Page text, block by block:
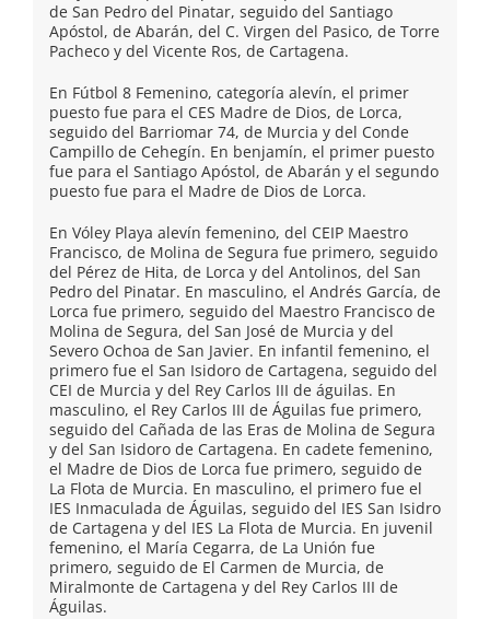
de San Pedro del Pinatar, seguido del Santiago
Apóstol, de Abarán, del C. Virgen del Pasico, de Torre
Pacheco y del Vicente Ros, de Cartagena.
En Fútbol 8 Femenino, categoría alevín, el primer
puesto fue para el CES Madre de Dios, de Lorca,
seguido del Barriomar 74, de Murcia y del Conde
Campillo de Cehegín. En benjamín, el primer puesto
fue para el Santiago Apóstol, de Abarán y el segundo
puesto fue para el Madre de Dios de Lorca.
En Vóley Playa alevín femenino, del CEIP Maestro
Francisco, de Molina de Segura fue primero, seguido
del Pérez de Hita, de Lorca y del Antolinos, del San
Pedro del Pinatar. En masculino, el Andrés García, de
Lorca fue primero, seguido del Maestro Francisco de
Molina de Segura, del San José de Murcia y del
Severo Ochoa de San Javier. En infantil femenino, el
primero fue el San Isidoro de Cartagena, seguido del
CEI de Murcia y del Rey Carlos III de águilas. En
masculino, el Rey Carlos III de Águilas fue primero,
seguido del Cañada de las Eras de Molina de Segura
y del San Isidoro de Cartagena. En cadete femenino,
el Madre de Dios de Lorca fue primero, seguido de
La Flota de Murcia. En masculino, el primero fue el
IES Inmaculada de Águilas, seguido del IES San Isidro
de Cartagena y del IES La Flota de Murcia. En juvenil
femenino, el María Cegarra, de La Unión fue
primero, seguido de El Carmen de Murcia, de
Miralmonte de Cartagena y del Rey Carlos III de
Águilas.